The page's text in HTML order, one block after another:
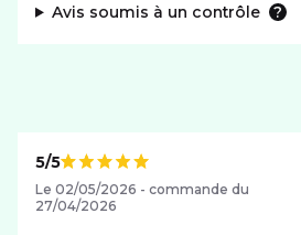
Avis soumis à un contrôle
Note de
5/5
Le 02/05/2026 - commande du
27/04/2026